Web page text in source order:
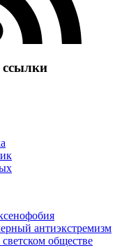
антиэкстремизм
обществе